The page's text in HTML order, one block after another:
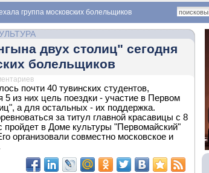
группа московских болельщиков
двух столиц" сегодня
болельщиков
почти 40 тувинских студентов,
из них цель поездки - участие в Первом
а для остальных - их поддержка.
за титул главной красавицы с 8
пройдет в Доме культуры "Первомайский"
организовали совместно московское и